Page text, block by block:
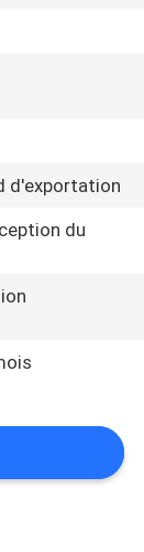
d'exportation
du